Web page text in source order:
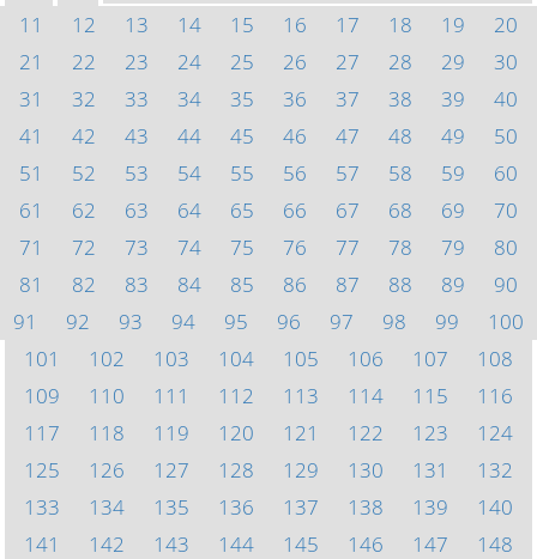
11
12 13 14 15 16 17 18 19
20
21
22 23 24 25 26 27 28 29
30
31
32 33 34 35 36 37 38 39
40
41
42 43 44 45 46 47 48 49
50
51
52 53 54 55 56 57 58 59
60
61
62 63 64 65 66 67 68 69
70
71
72 73 74 75 76 77 78 79
80
81
82 83 84 85 86 87 88 89
90
91
92 93 94 95 96 97 98 99
100
101
102 103 104 105 106 107
108
109
110 111 112 113 114 115
116
117
118 119 120 121 122 123
124
125
126 127 128 129 130 131
132
133
134 135 136 137 138 139
140
141
142 143 144 145 146 147
148